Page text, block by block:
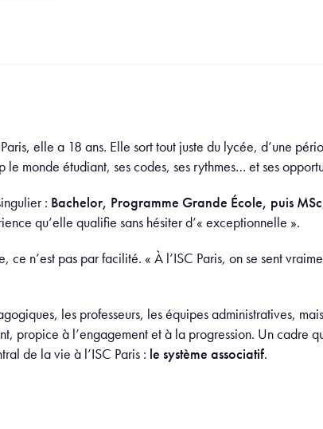
elle a 18 ans. Elle sort tout juste du lycée, d’une
le monde étudiant, ses codes, ses rythmes… et ses
: Bachelor, Programme Grande École, puis MSc
qu’elle qualifie sans hésiter d’« exceptionnelle ».
ce n’est pas par facilité. « À l’ISC Paris, on se sent
les professeurs, les équipes administratives,
propice à l’engagement et à la progression. Un cadre
de la vie à l’ISC Paris : le système associatif.